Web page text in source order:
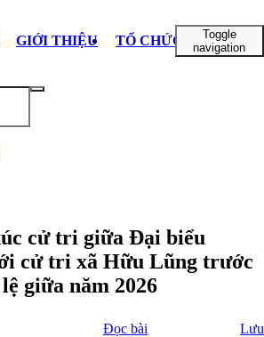
GIỚI THIỆU TỔ CHỨC BỘ MÁY
Toggle
navigation
cử tri giữa Đại biểu
cử tri xã Hữu Lũng trước
giữa năm 2026
Đọc bài Lưu